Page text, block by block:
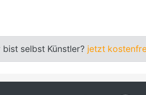
selbst Künstler? jetzt